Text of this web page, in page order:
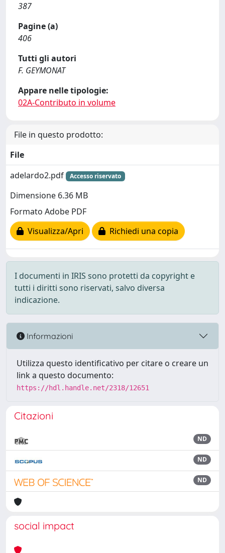
387
Pagine (a)
406
Tutti gli autori
F. GEYMONAT
Appare nelle tipologie:
02A-Contributo in volume
File in questo prodotto:
File
adelardo2.pdf
Accesso riservato
Dimensione 6.36 MB
Formato Adobe PDF
Visualizza/Apri
Richiedi una copia
I documenti in IRIS sono protetti da copyright e
tutti i diritti sono riservati, salvo diversa
indicazione.
Informazioni
Utilizza questo identificativo per citare o creare un
link a questo documento:
https://hdl.handle.net/2318/12651
Citazioni
ND
ND
ND
social impact